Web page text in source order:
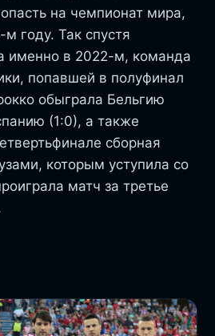
на чемпионат мира,
м году. Так спустя
именно в 2022-м, команда
попавшей в полуфинал
обыграла Бельгию
(1:0), а также
сборная
которым уступила со
матч за третье